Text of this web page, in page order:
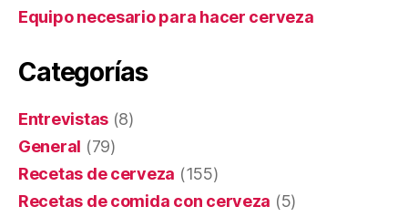
Equipo necesario para hacer cerveza
Categorías
Entrevistas (8)
General (79)
Recetas de cerveza (155)
Recetas de comida con cerveza (5)